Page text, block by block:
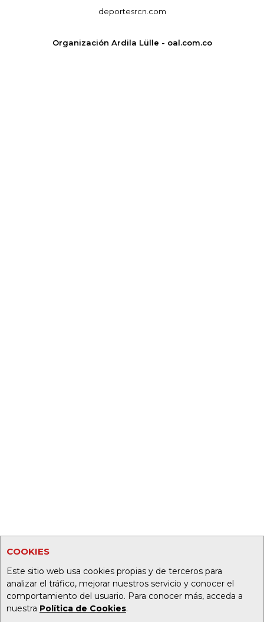
COOKIES
Este sitio web usa cookies propias y de terceros para
analizar el tráfico, mejorar nuestros servicio y conocer el
comportamiento del usuario. Para conocer más, acceda a
nuestra Política de Cookies.
deportesrcn.com
Organización Ardila Lülle - oal.com.co